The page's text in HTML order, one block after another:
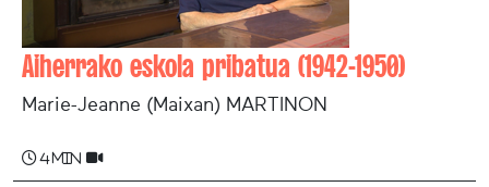
Aiherrako eskola pribatua (1942-1950)
Marie-Jeanne (Maixan) MARTINON
4 min